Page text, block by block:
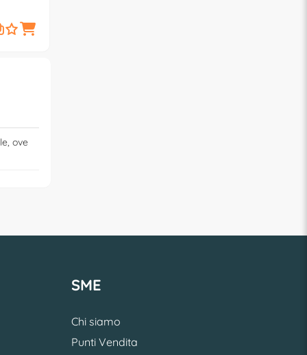
ove
SME
Chi siamo
Punti Vendita